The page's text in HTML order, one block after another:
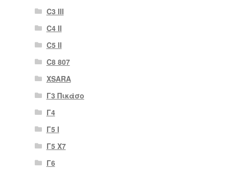
C3 III
C4 II
C5 II
C8 807
XSARA
Γ3 Πικάσο
Γ4
Γ5 Ι
Γ5 Χ7
Γ6